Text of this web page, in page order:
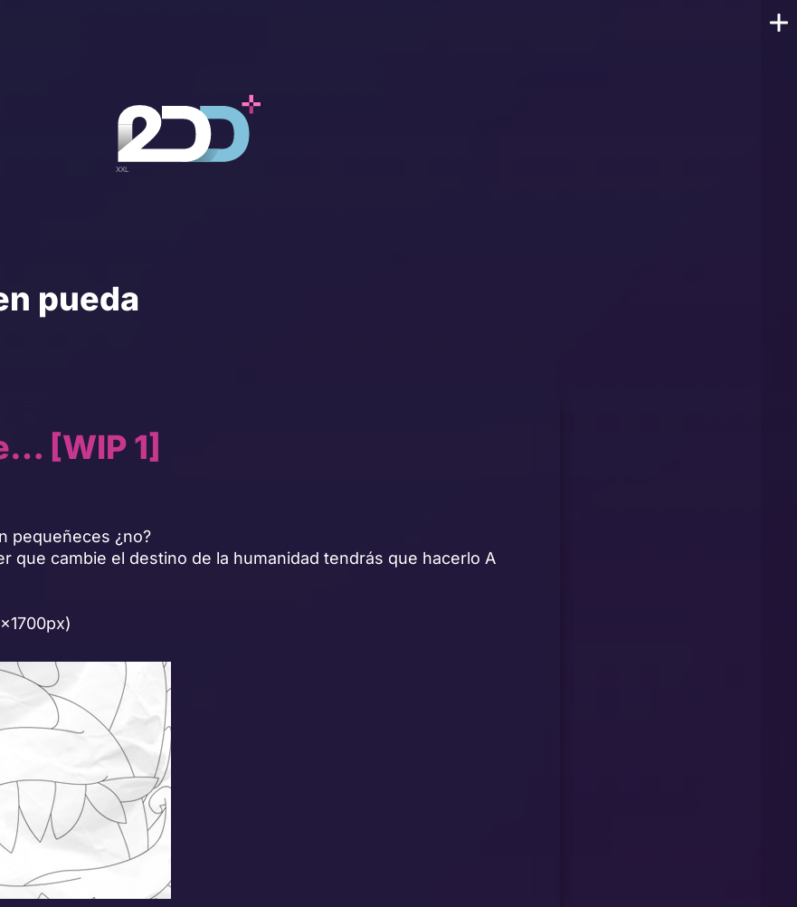
pueda
[WIP 1]
pequeñeces ¿no?
que cambie el destino de la humanidad tendrás que hacerlo A